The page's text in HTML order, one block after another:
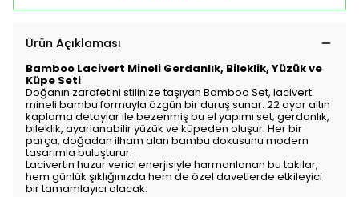
Ürün Açıklaması
Bamboo Lacivert Mineli Gerdanlık, Bileklik, Yüzük ve
Küpe Seti
Doğanın zarafetini stilinize taşıyan Bamboo Set, lacivert
mineli bambu formuyla özgün bir duruş sunar. 22 ayar altın
kaplama detaylar ile bezenmiş bu el yapımı set; gerdanlık,
bileklik, ayarlanabilir yüzük ve küpeden oluşur. Her bir
parça, doğadan ilham alan bambu dokusunu modern
tasarımla buluşturur.
Lacivertin huzur verici enerjisiyle harmanlanan bu takılar,
hem günlük şıklığınızda hem de özel davetlerde etkileyici
bir tamamlayıcı olacak.